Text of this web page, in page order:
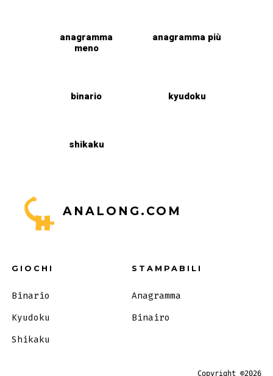
anagramma
meno
anagramma più
binario kyudoku
shikaku
ANALONG.COM
GIOCHI
Binario
Kyudoku
Shikaku
STAMPABILI
Anagramma
Binairo